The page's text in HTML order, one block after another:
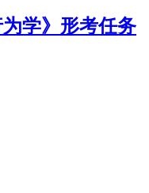
学》形考任务